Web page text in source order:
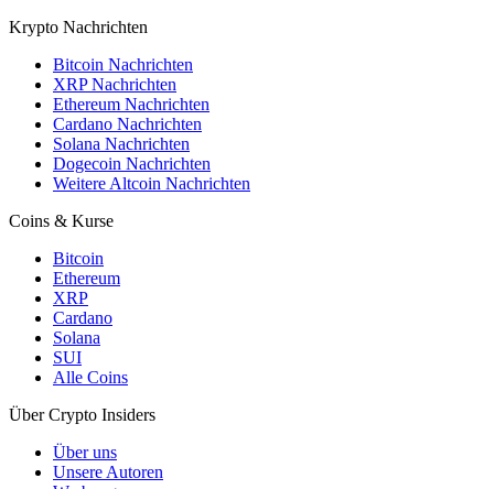
Krypto Nachrichten
Bitcoin Nachrichten
XRP Nachrichten
Ethereum Nachrichten
Cardano Nachrichten
Solana Nachrichten
Dogecoin Nachrichten
Weitere Altcoin Nachrichten
Coins & Kurse
Bitcoin
Ethereum
XRP
Cardano
Solana
SUI
Alle Coins
Über Crypto Insiders
Über uns
Unsere Autoren